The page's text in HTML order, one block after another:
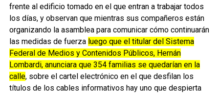
frente al edificio tomado en el que entran a trabajar todos
los días, y observan que mientras sus compañeros están
organizando la asamblea para comunicar cómo continuarán
las medidas de fuerza luego que el titular del Sistema
Federal de Medios y Contenidos Públicos, Hernán
Lombardi, anunciara que 354 familias se quedarían en la
calle, sobre el cartel electrónico en el que desfilan los
títulos de los cables informativos hay uno que despierta